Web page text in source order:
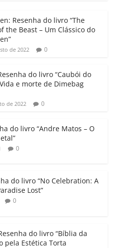
e
dI
gl
e
Cl
a
ss
ro
o
p
y
Li
k
m
p
h
ar
Resenha do livro “The
the Beast – Um Clássico do
de 2022 0
do livro “Caubói do
e morte de Dimebag
de 2022 0
do livro “Andre Matos – O
0
do livro “No Celebration: A
Lost”
0
do livro “Bíblia da
pela Estética Torta